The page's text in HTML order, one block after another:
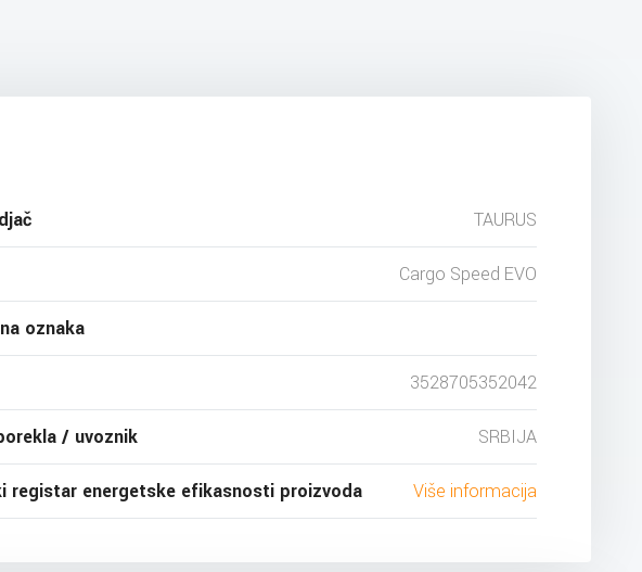
TAURUS
Cargo Speed EVO
oznaka
3528705352042
/ uvoznik SRBIJA
registar energetske efikasnosti proizvoda Više informacija